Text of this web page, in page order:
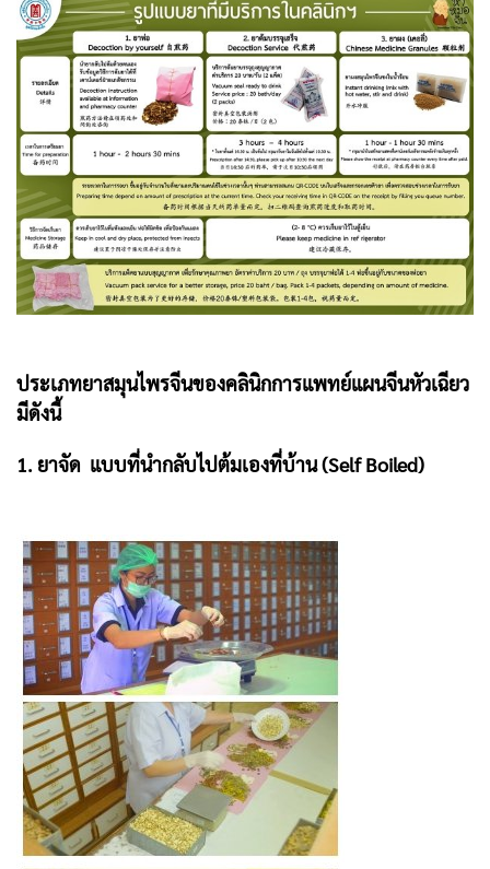
ประเภทยาสมุนไพรจีนของคลินิกการแพทย์แผนจีนหัวเฉียว
มีดังนี้
1. ยาจัด แบบที่นำกลับไปต้มเองที่บ้าน (Self Boiled)